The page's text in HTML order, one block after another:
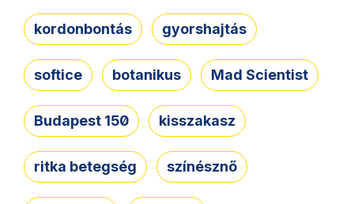
kordonbontás gyorshajtás
softice botanikus Mad Scientist
Budapest 150 kisszakasz
ritka betegség színésznő